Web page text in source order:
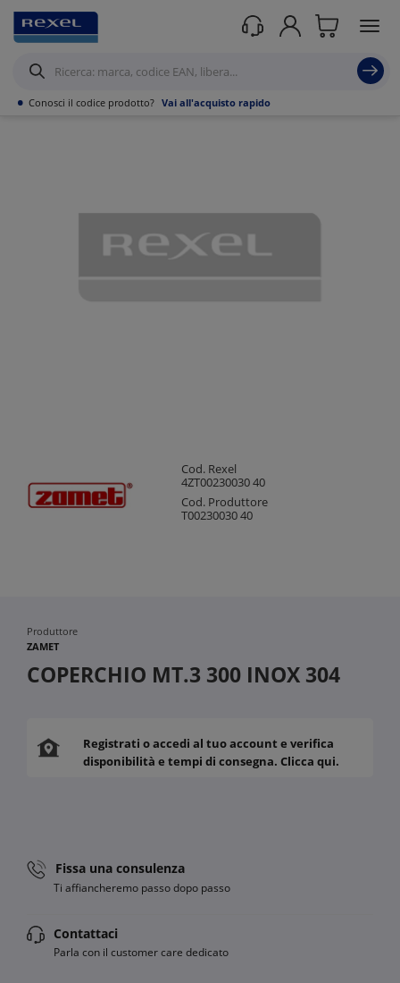
• Conosci il codice prodotto? Vai all'acquisto rapido
Prodotti /Canalizzazioni Canaline Passacavi Industriali in Metallo/Curve,
Derivazioni e accessori per Canale forato
Cod. Rexel
4ZT00230030 40
Cod. Produttore
T00230030 40
Produttore
ZAMET
COPERCHIO MT.3 300 INOX 304
Registrati o accedi al tuo account e verifica
disponibilità e tempi di consegna. Clicca qui.
Fissa una consulenza
Ti affiancheremo passo dopo passo
Contattaci
Parla con il customer care dedicato